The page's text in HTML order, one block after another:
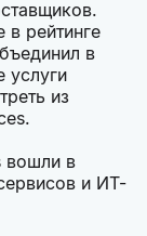
в рейтинге
в
услуги
из
вошли в
и ИТ-